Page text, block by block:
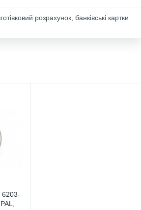
розрахунок, банківські картки
6203-